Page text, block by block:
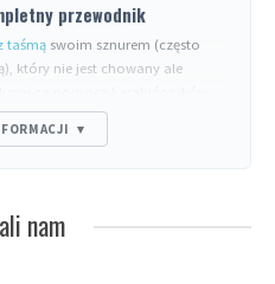
przewodnik
taśmą swoim sznurem (często
który nie jest chowany ale
klasy estetykę preferowaną w
wydarzeniach premium.
▾
nam